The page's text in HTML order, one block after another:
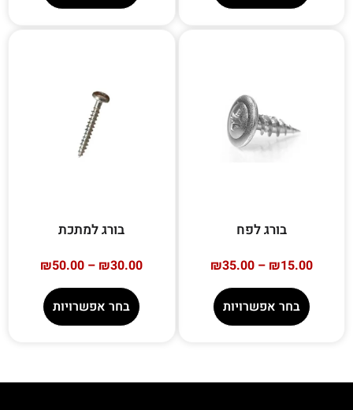
בורג לפח
₪15.00
–
₪35.00
בחר אפשרויות
בורג למתכת
₪30.00
–
₪50.00
בחר אפשרויות